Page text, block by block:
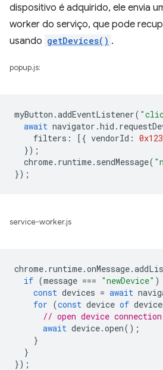
dispositivo é adquirido, ele envia
worker do serviço, que pode
usando getDevices() .
popup.js:
myButton .addEventListener(
await navigator .hid .
filters : [{ vendorId :
});
chrome. runtime. sendMessage(
});
service-worker.js
chrome. runtime.onMessage.
if (message === "newDevice" )
const devices = await
for (const device of
// open device
await device.open();
}
}
});